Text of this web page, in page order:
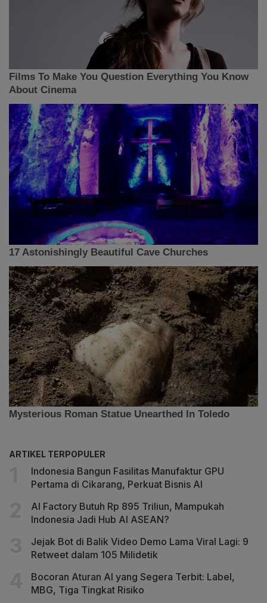
ARTIKEL TERPOPULER
Indonesia Bangun Fasilitas Manufaktur GPU
Pertama di Cikarang, Perkuat Bisnis AI
AI Factory Butuh Rp 895 Triliun, Mampukah
Indonesia Jadi Hub AI ASEAN?
Jejak Bot di Balik Video Demo Lama Viral Lagi: 9
Retweet dalam 105 Milidetik
Bocoran Aturan AI yang Segera Terbit: Label,
MBG, Tiga Tingkat Risiko